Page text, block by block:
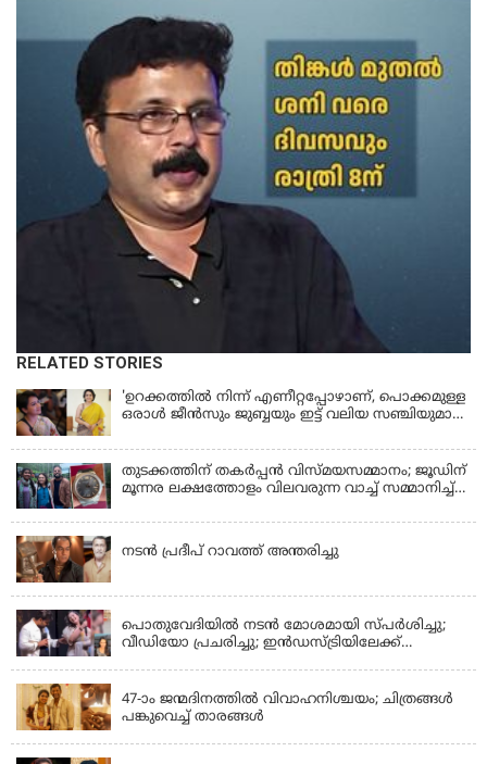
RELATED STORIES
'ഉറക്കത്തിൽ നിന്ന് എണീറ്റപ്പോഴാണ്, പൊക്കമുള്ള
ഒരാൾ ജീൻസും ജുബ്ബയും ഇട്ട് വലിയ സഞ്ചിയുമായി
മരിച്ചുപോയെന്ന് പറഞ്ഞു; ആത്മാക്കളെ കണ്ടിട്ടു
ഉണ്ടെന്ന് നടി ലെന
തുടക്കത്തിന് തകർപ്പൻ വിസ്മയസമ്മാനം; ജൂഡിന്
മൂന്നര ലക്ഷത്തോളം വിലവരുന്ന വാച്ച് സമ്മാനിച്ച്
നടൻ പ്രദീപ് റാവത്ത് അന്തരിച്ചു
പൊതുവേദിയില്‍ നടന്‍ മോശമായി സ്പര്‍ശിച്ചു;
വീഡിയോ പ്രചരിച്ചു; ഇന്‍ഡസ്ട്രിയിലേക്ക്
47-ാം ജന്മദിനത്തിൽ വിവാഹനിശ്ചയം; ചിത്രങ്ങള്‍
പങ്കുവെച്ച് താരങ്ങൾ